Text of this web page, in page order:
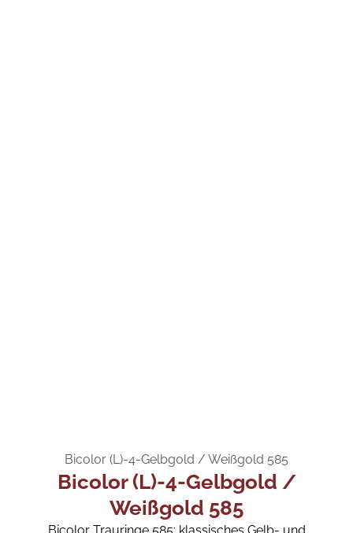
Bicolor (L)-4-Gelbgold / Weißgold 585
Bicolor (L)-4-Gelbgold /
Weißgold 585
Bicolor Trauringe 585: klassisches Gelb- und